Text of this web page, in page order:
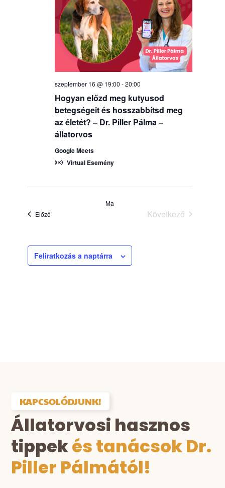
Hogyan előzd meg kutyusod
betegségeit és hosszabbítsd meg
az életét? – Dr. Piller Pálma –
állatorvos
szeptember 16 @ 19:00 -20:00
Google Meets
Virtual Esemény
ElőzőEsemények
Ma
Következő
Feliratkozás a naptárra
KAPCSOLÓDJUNK!
Állatorvosi hasznos
tippekés tanácsok Dr.
Piller Pálmától!